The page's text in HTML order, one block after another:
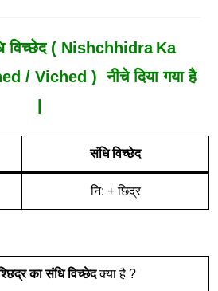
विच्छेद ( Nishchhidra Ka
Ed / Viched ) नीचे दिया गया है
संधि विच्छेद
नि: + छिद्र
का संधि विच्छेदक्या है ?